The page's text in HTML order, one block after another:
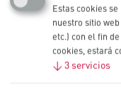
260 mAh
IEC
CR2032
Formatos disponibles
Estas cookies
nuestro sitio
etc.) con el fin
cookies, estará
↓ 3 servicios